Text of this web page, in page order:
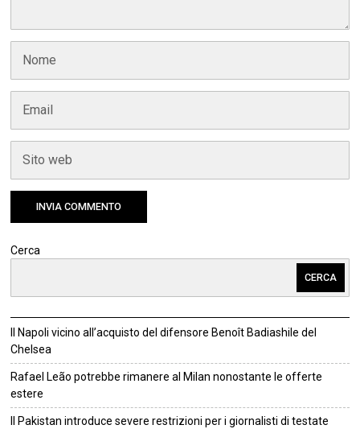
Cerca
CERCA
Il Napoli vicino all’acquisto del difensore Benoît Badiashile del
Chelsea
Rafael Leão potrebbe rimanere al Milan nonostante le offerte
estere
Il Pakistan introduce severe restrizioni per i giornalisti di testate